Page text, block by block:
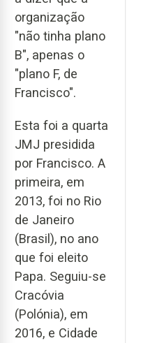
organização
"não tinha plano
B", apenas o
"plano F, de
Francisco".
Esta foi a quarta
JMJ presidida
por Francisco. A
primeira, em
2013, foi no Rio
de Janeiro
(Brasil), no ano
que foi eleito
Papa. Seguiu-se
Cracóvia
(Polónia), em
2016, e Cidade